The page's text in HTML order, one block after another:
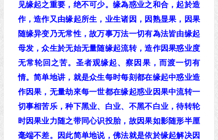
见缘起之重要，绝不可少。缘為惑业之和合，起於造
作，造作又由缘起所生，业生诸因，因熟显果，因果
随缘异变乃无常性，故万事万法一切有為法皆由缘起
母发，众生於无始无量随缘起流转，造作因果惑业度
无常轮回之苦。圣者观缘起、察因果，而渡一切有
情。简单地讲，就是众生每时每刻都在缘起中惑业造
作因果，无量劫來每一世都在缘起惑业因果中流转一
切事相苦乐，种下黑业、白业、不黑不白业，待转轮
时因果业力随之带同心识投胎，故因果如影随形半厘
毫端不差。因此简单地说，佛法就是依於缘起解决因